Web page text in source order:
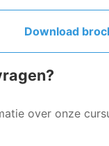
Download
over onze